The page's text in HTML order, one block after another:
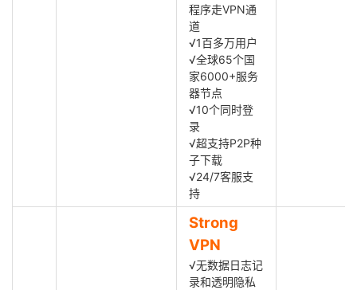
程序走VPN通
道
√1百多万用户
√全球65个国
家6000+服务
器节点
√10个同时登
录
√超支持P2P种
子下载
√24/7客服支
持
Strong
VPN
√无数据日志记
录和透明隐私